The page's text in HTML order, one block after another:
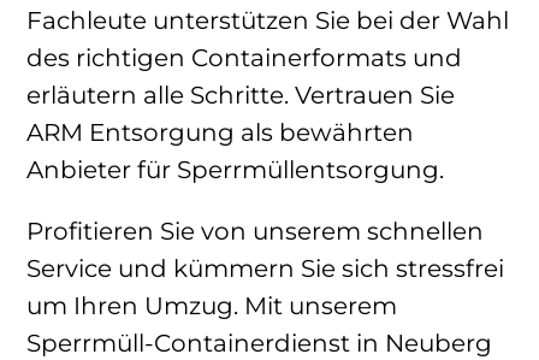
Fachleute unterstützen Sie bei der Wahl
des richtigen Containerformats und
erläutern alle Schritte. Vertrauen Sie
ARM Entsorgung als bewährten
Anbieter für Sperrmüllentsorgung.
Profitieren Sie von unserem schnellen
Service und kümmern Sie sich stressfrei
um Ihren Umzug. Mit unserem
Sperrmüll-Containerdienst in Neuberg